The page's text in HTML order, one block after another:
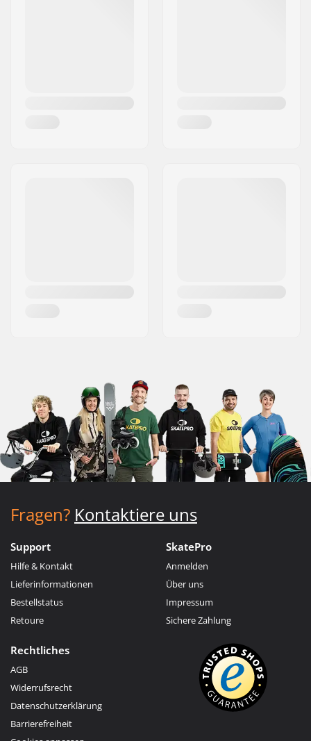
Fragen? Kontaktiere uns
Support
Hilfe & Kontakt
Lieferinformationen
Bestellstatus
Retoure
SkatePro
Anmelden
Über uns
Impressum
Sichere Zahlung
Rechtliches
AGB
Widerrufsrecht
Datenschutzerklärung
Barrierefreiheit